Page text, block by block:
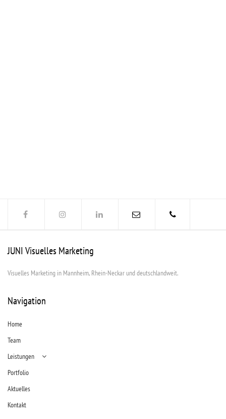
JUNI Visuelles Marketing
Visuelles Marketing in Mannheim, Rhein-Neckar und deutschlandweit.
Navigation
Home
Team
Leistungen
Portfolio
Aktuelles
Kontakt